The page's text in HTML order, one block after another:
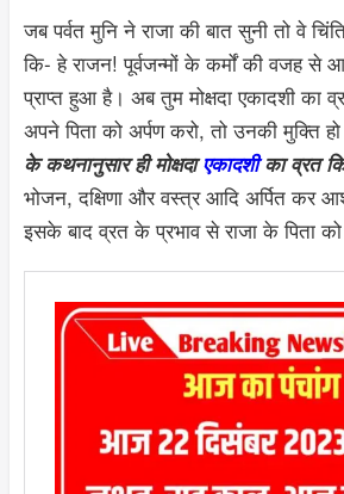
जब पर्वत मुनि ने राजा की बात सुनी तो वे
कि- हे राजन! पूर्वजन्मों के कर्मों की वजह से
प्राप्त हुआ है। अब तुम मोक्षदा एकादशी
अपने पिता को अर्पण करो, तो उनकी मुक्ति
के कथनानुसार ही मोक्षदाएकादशीका व्रत
भोजन, दक्षिणा और वस्त्र आदि अर्पित कर
इसके बाद व्रत के प्रभाव से राजा के पिता को